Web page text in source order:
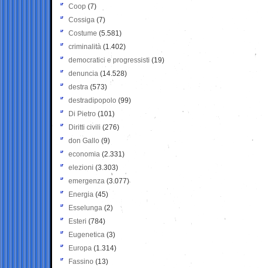
Coop (7)
Cossiga (7)
Costume (5.581)
criminalità (1.402)
democratici e progressisti (19)
denuncia (14.528)
destra (573)
destradipopolo (99)
Di Pietro (101)
Diritti civili (276)
don Gallo (9)
economia (2.331)
elezioni (3.303)
emergenza (3.077)
Energia (45)
Esselunga (2)
Esteri (784)
Eugenetica (3)
Europa (1.314)
Fassino (13)